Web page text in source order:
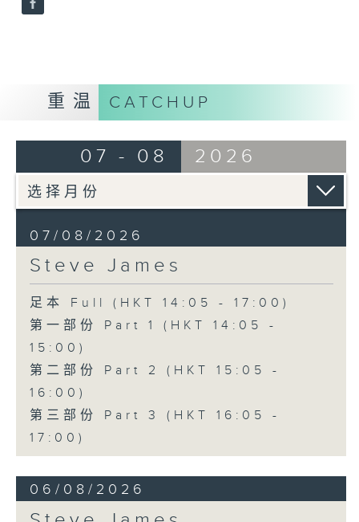
重温 CATCHUP
07 - 08 2026
07/08/2026
Steve James
足本 Full (HKT 14:05 - 17:00)
第一部份 Part 1 (HKT 14:05 -
15:00)
第二部份 Part 2 (HKT 15:05 -
16:00)
第三部份 Part 3 (HKT 16:05 -
17:00)
06/08/2026